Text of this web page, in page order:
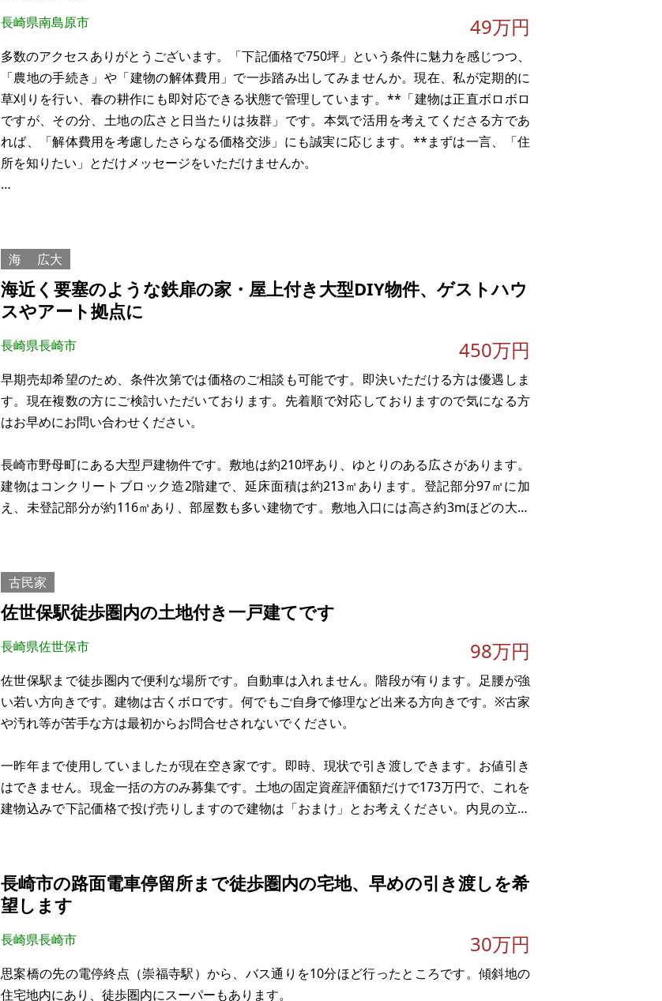
高台ならではの風通しの良さがあります。水回りや雨漏りなど、素人では難しい「基本構
造」の修繕はプロの手で完了していま
長崎県南島原市 49万円
多数のアクセスありがとうございます。「下記価格で750坪」という条件に魅力を感じつつ、
「農地の手続き」や「建物の解体費用」で一歩踏み出してみませんか。現在、私が定期的に
草刈りを行い、春の耕作にも即対応できる状態で管理しています。**「建物は正直ボロボロ
ですが、その分、土地の広さと日当たりは抜群」です。本気で活用を考えてくださる方であ
れば、「解体費用を考慮したさらなる価格交渉」にも誠実に応じます。**まずは一言、「住
所を知りたい」とだけメッセージをいただけませんか。
海 広大
海近く要塞のような鉄扉の家・屋上付き大型DIY物件、ゲストハウ
スやアート拠点に
長崎県長崎市 450万円
早期売却希望のため、条件次第では価格のご相談も可能です。即決いただける方は優遇しま
す。現在複数の方にご検討いただいております。先着順で対応しておりますので気になる方
はお早めにお問い合わせください。
長崎市野母町にある大型戸建物件です。敷地は約210坪あり、ゆとりのある広さがあります。
建物はコンクリートブロック造2階建で、延床面積は約213㎡あります。登記部分97㎡に加
え、未登記部分が約116㎡あり、部屋数も多い建物です。敷地入口には高さ約3mほどの大型
建物には屋上スペースがあり、広いコンクリー
古民家
佐世保駅徒歩圏内の土地付き一戸建てです
長崎県佐世保市 98万円
佐世保駅まで徒歩圏内で便利な場所です。自動車は入れません。階段が有ります。足腰が強
い若い方向きです。建物は古くボロです。何でもご自身で修理など出来る方向きです。※古家
や汚れ等が苦手な方は最初からお問合せされないでください。
一昨年まで使用していましたが現在空き家です。即時、現状で引き渡しできます。お値引き
はできません。現金一括の方のみ募集です。土地の固定資産評価額だけで173万円で、これを
建物込みで下記価格で投げ売りしますので建物は「おまけ」とお考えください。内見の立会
【物件概要】※古屋付土地
場所：長崎県佐世保市若葉町
土地：155.0
長崎市の路面電車停留所まで徒歩圏内の宅地、早めの引き渡しを希
望します
長崎県長崎市 30万円
思案橋の先の電停終点（崇福寺駅）から、バス通りを10分ほど行ったところです。傾斜地の
住宅地内にあり、徒歩圏内にスーパーもあります。